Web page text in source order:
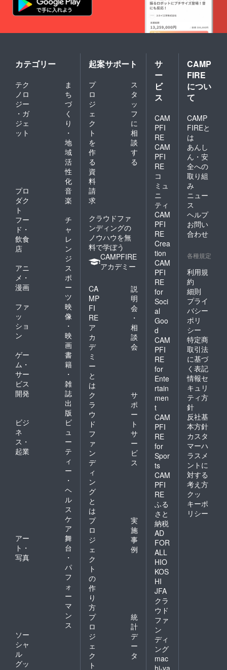
カテゴリー
テク
ノロ
ジー
・ガ
ジェ
ット
ま
ち
づ
く
り
・
地
域
活
性
化
プロ
ダク
ト
音
楽
フー
ド・
飲食
店
チ
ャ
レ
ン
ジ
アニ
メ・
漫画
ス
ポ
ー
ツ
ファ
ッ
ショ
ン
映
像
・
映
画
ゲー
ム・
サー
ビス
開発
書
籍
・
雑
誌
出
版
ビジ
ネ
ス・
起業
ビ
ュ
ー
テ
ィ
ー
・
ヘ
ル
ス
ケ
ア
アー
ト・
写真
舞
台
・
パ
フ
ォ
ー
マ
ン
ス
ソー
シャ
ル
グッ
起案サポート
プ
ロ
ジ
ェ
ク
ト
を
作
る
ス
タ
ッ
フ
に
相
談
す
る
資
料
請
求
クラウドファ
ンディングの
ノウハウを無
料で学ぼう
CAMPFIRE
アカデミー
CA
MP
FI
RE
ア
カ
デ
ミ
ー
と
は
説
明
会
・
相
談
会
ク
ラ
ウ
ド
フ
ァ
ン
デ
ィ
ン
グ
と
は
サ
ポ
ー
ト
サ
ー
ビ
ス
プ
ロ
ジ
ェ
ク
ト
の
作
り
方
実
施
事
例
プ
ロ
ジ
ェ
ク
ト
統
計
デ
ー
タ
サ
ー
ビ
ス
CAM
PFI
RE
CAM
PFI
RE
コ
ミュ
ニ
ティ
CAM
PFI
RE
Crea
tion
CAM
PFI
RE
for
Soci
al
Goo
d
CAM
PFI
RE
for
Ente
rtain
men
t
CAM
PFI
RE
for
Spor
ts
CAM
PFI
RE
ふる
さと
納税
AD
FOR
ALL
HIO
KOS
HI
JFA
クラ
ウド
ファ
ン
ディ
ング
mac
hi-ya
CAMP
FIRE
につい
て
CAMP
FIREと
は
あんし
ん・安
全への
取り組
み
ニュー
ス
ヘルプ
お問い
合わせ
各種規定
利用規
約
細則
プライ
バシー
ポリ
シー
特定商
取引法
に基づ
く表記
情報セ
キュリ
ティ方
針
反社基
本方針
カスタ
マーハ
ラスメ
ントに
対する
考え方
クッ
キーポ
リシー